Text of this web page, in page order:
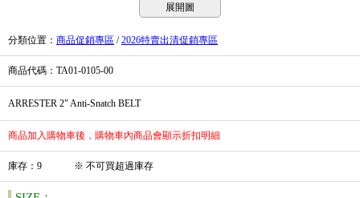
展開圖
分類位置 ： 商品促銷專區 /2026特賣出清促銷專區
商品代碼 ：TA01-0105-00
ARRESTER 2" Anti-Snatch BELT
商品加入購物車後，購物車內商品會顯示折扣明細
庫存 ： 9 ※ 不可買超過庫存